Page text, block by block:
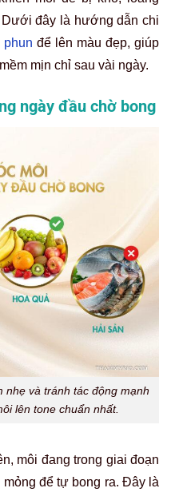
Dưới đây là hướng dẫn chi
phun để lên màu đẹp, giúp
mịn chỉ sau vài ngày.
ngày đầu chờ bong
nhẹ và tránh tác động mạnh
lên tone chuẩn nhất.
môi đang trong giai đoạn
để tự bong ra. Đây là